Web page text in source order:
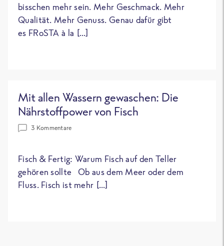
bisschen mehr sein. Mehr Geschmack. Mehr
Qualität. Mehr Genuss. Genau dafür gibt
es FRoSTA à la […]
Mit allen Wassern gewaschen: Die
Nährstoffpower von Fisch
3 Kommentare
Fisch & Fertig: Warum Fisch auf den Teller
gehören sollte Ob aus dem Meer oder dem
Fluss. Fisch ist mehr […]